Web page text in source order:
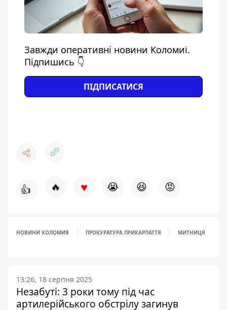
Завжди оперативні новини Коломиї.
Підпишись 👇
ПІДПИСАТИСЯ
👍 🔥 ♥ 😭 😆 😡
НОВИНИ КОЛОМИЯ ПРОКУРАТУРА ПРИКАРПАТТЯ МИТНИЦЯ
13:26, 18 серпня 2025
Незабуті: 3 роки тому під час
артилерійського обстрілу загинув